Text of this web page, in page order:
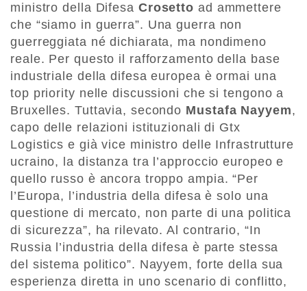
ministro della Difesa Crosetto ad ammettere
che “siamo in guerra”. Una guerra non
guerreggiata né dichiarata, ma nondimeno
reale. Per questo il rafforzamento della base
industriale della difesa europea è ormai una
top priority nelle discussioni che si tengono a
Bruxelles. Tuttavia, secondo Mustafa Nayyem,
capo delle relazioni istituzionali di Gtx
Logistics e già vice ministro delle Infrastrutture
ucraino, la distanza tra l’approccio europeo e
quello russo è ancora troppo ampia. “Per
l’Europa, l’industria della difesa è solo una
questione di mercato, non parte di una politica
di sicurezza”, ha rilevato. Al contrario, “In
Russia l’industria della difesa è parte stessa
del sistema politico”. Nayyem, forte della sua
esperienza diretta in uno scenario di conflitto,